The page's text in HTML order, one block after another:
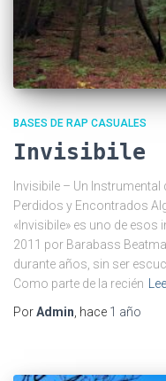
BASES DE RAP CASUALES
Invisibile
Invisibile – Un
Perdidos y Encontrados
«Invisibile» es uno de
2011 por Barabass
durante años, sin ser
Como parte de la recién
PorAdmin, hace 1 año